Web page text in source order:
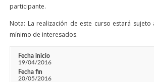
participante.
Nota: La realización de este curso estará
mínimo de interesados.
Fecha inicio
19/04/2016
Fecha fin
20/05/2016